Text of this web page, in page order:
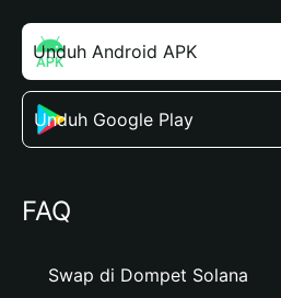
Unduh Android APK
Unduh Google Play
FAQ
Swap di Dompet Solana